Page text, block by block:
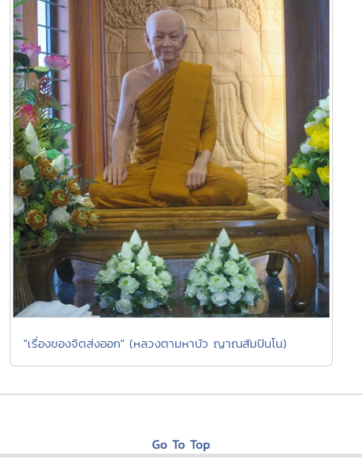
"เรื่องของจิตส่งออก" (หลวงตามหาบัว ญาณสัมปันโน)
Go To Top